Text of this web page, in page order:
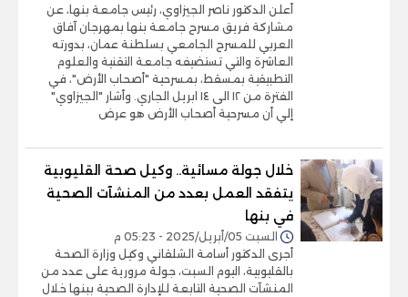
أعلن الدكتور ناصر الجيزاوي، رئيس جامعة بنها، عن
مشاركة فريق مسرح جامعة بنها بمهرجان آفاق
العربي للمسرح الجامعي بسلطنة عمان، بدورته
العاشرة والتي تستضيفه جامعة التقنية والعلوم
التطبيقية بمسقط، بمسرحية "أصحاب الأرض"، في
الفترة من ١٢ الى ١٤ ابريل الجاري. وأشار "الجيزاوي"
إلي أن مسرحية أصحاب الأرض هو عرض
خلال جولة مسائية.. وكيل صحة القليوبية
يتفقد العمل بعدد من المنشآت الصحية
في بنها
السبت 05/أبريل/2025 - 05:23 م
أجرى الدكتور أسامة الشلقاني وكيل وزارة الصحة
بالقليوبية، اليوم السبت، جولة مرورية على عدد من
المنشآت الصحية التابعة للإدارة الصحية ببنها خلال